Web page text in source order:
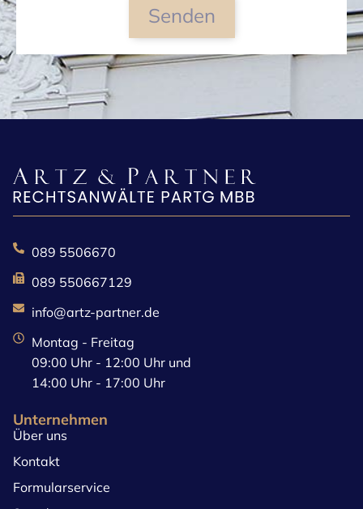
Senden
089 5506670
089 550667129
info@artz-partner.de
Montag - Freitag
09:00 Uhr - 12:00 Uhr und
14:00 Uhr - 17:00 Uhr
Unternehmen
Über uns
Kontakt
Formularservice